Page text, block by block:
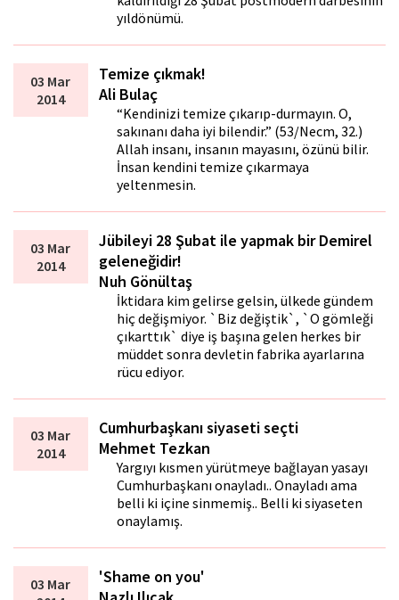
yıldönümü.
03 Mar
2014
Temize çıkmak!
Ali Bulaç
“Kendinizi temize çıkarıp-durmayın. O,
sakınanı daha iyi bilendir.” (53/Necm, 32.)
Allah insanı, insanın mayasını, özünü bilir.
İnsan kendini temize çıkarmaya
yeltenmesin.
03 Mar
2014
Jübileyi 28 Şubat ile yapmak bir Demirel
geleneğidir!
Nuh Gönültaş
İktidara kim gelirse gelsin, ülkede gündem
hiç değişmiyor. `Biz değiştik`, `O gömleği
çıkarttık` diye iş başına gelen herkes bir
müddet sonra devletin fabrika ayarlarına
rücu ediyor.
03 Mar
2014
Cumhurbaşkanı siyaseti seçti
Mehmet Tezkan
Yargıyı kısmen yürütmeye bağlayan yasayı
Cumhurbaşkanı onayladı.. Onayladı ama
belli ki içine sinmemiş.. Belli ki siyaseten
onaylamış.
03 Mar
'Shame on you'